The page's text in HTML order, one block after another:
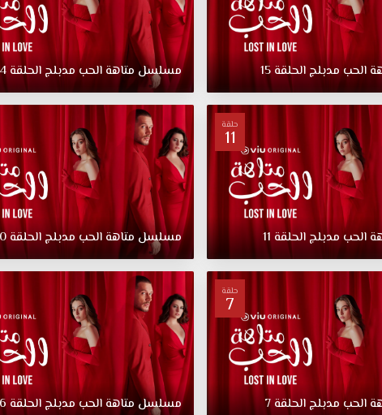
الحبمدبلج الحلقة15 مسلسل متاهة الحبمدبلج الحلقة
حلقة
11
الحبمدبلج الحلقة11 مسلسل متاهة الحبمدبلج الحلقة
حلقة
7
الحبمدبلج الحلقة7 مسلسل متاهة الحبمدبلج الحلقة6